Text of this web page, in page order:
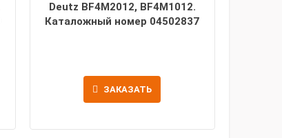
Deutz BF4M2012, BF4M1012.
Каталожный номер 04502837
ЗАКАЗАТЬ